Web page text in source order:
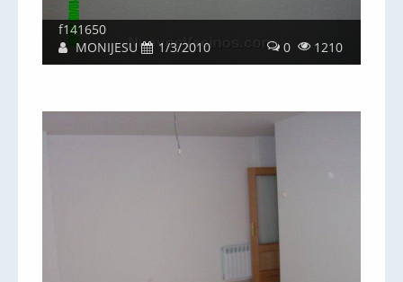
f141650
MONIJESU
1/3/2010 0 1210